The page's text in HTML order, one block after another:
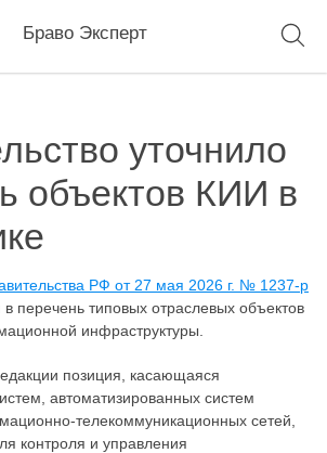
Браво Эксперт
уточнило
объектов КИИ в
РФ от 27 мая 2026 г. № 1237-р
перечень типовых отраслевых объектов
инфраструктуры.
позиция, касающаяся
автоматизированных систем
телекоммуникационных сетей,
контроля и управления